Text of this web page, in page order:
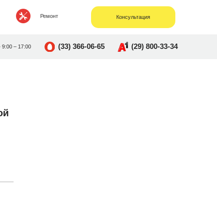
Ремонт Консультация
9:00 – 17:00 (33) 366-06-65 (29) 800-33-34